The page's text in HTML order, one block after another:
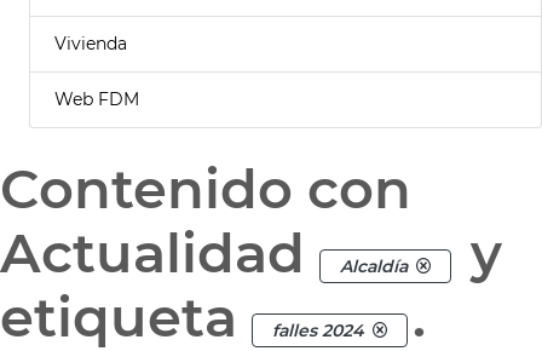
Vivienda
Web FDM
Contenido con
Actualidad
Alcaldía
y
etiqueta
falles 2024 .